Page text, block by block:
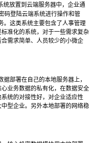
统放置到云端服务器中，企业通
码登陆云端系统进行操作和管
。这类系统主要包含了人事管理
准化的系统，对于一些需求复杂
需求简单、人员较少的小微企
据部署在自己的本地服务器上，
业务数据的私有化，在数据安全
统的对接性好，对企业适应性
型企业。另外本地部署的网络稳